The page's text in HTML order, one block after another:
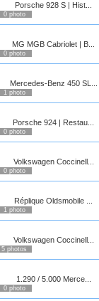
Porsche 928 S | Hist...
0 photo
MG MGB Cabriolet | B...
0 photo
Mercedes-Benz 450 SL...
1 photo
Porsche 924 | Restau...
0 photo
Volkswagen Coccinell...
0 photo
Réplique Oldsmobile ...
1 photo
Volkswagen Coccinell...
5 photos
1.290 / 5.000 Merce...
0 photo